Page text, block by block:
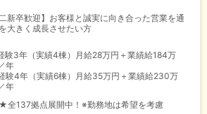
新卒歓迎】お客様と誠実に向き合った営業を通
大きく成長させたい方
験3年（実績4棟）月給28万円＋業績給184万
年
験4年（実績6棟）月給35万円＋業績給230万
年
★全137拠点展開中！※勤務地は希望を考慮